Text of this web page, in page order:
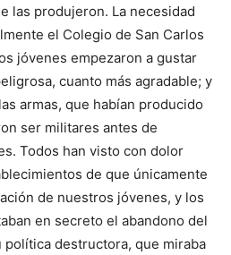
las produjeron. La necesidad
el Colegio de San Carlos
jóvenes empezaron a gustar
cuanto más agradable; y
armas, que habían producido
ser militares antes de
Todos han visto con dolor
de que únicamente
de nuestros jóvenes, y los
en secreto el abandono del
política destructora, que miraba